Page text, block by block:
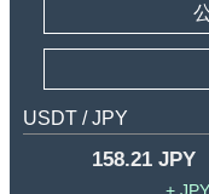
USDT / JPY
158.21 JPY
JPY